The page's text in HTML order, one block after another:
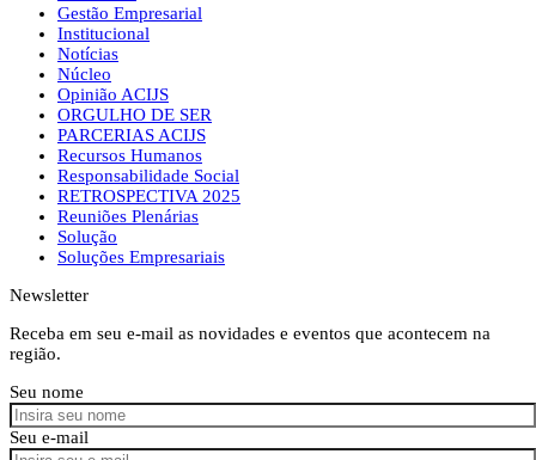
Gestão Empresarial
Institucional
Notícias
Núcleo
Opinião ACIJS
ORGULHO DE SER
PARCERIAS ACIJS
Recursos Humanos
Responsabilidade Social
RETROSPECTIVA 2025
Reuniões Plenárias
Solução
Soluções Empresariais
Newsletter
Receba em seu e-mail as novidades e eventos que acontecem na
região.
Seu nome
Seu e-mail